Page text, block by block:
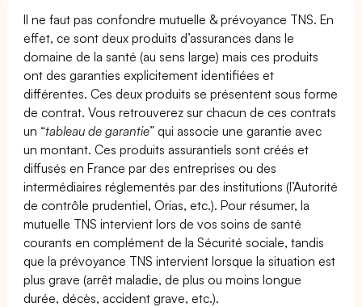
Il ne faut pas confondre mutuelle & prévoyance TNS. En
effet, ce sont deux produits d’assurances dans le
domaine de la santé (au sens large) mais ces produits
ont des garanties explicitement identifiées et
différentes. Ces deux produits se présentent sous forme
de contrat. Vous retrouverez sur chacun de ces contrats
un “tableau de garantie” qui associe une garantie avec
un montant. Ces produits assurantiels sont créés et
diffusés en France par des entreprises ou des
intermédiaires réglementés par des institutions (l’Autorité
de contrôle prudentiel, Orias, etc.). Pour résumer, la
mutuelle TNS intervient lors de vos soins de santé
courants en complément de la Sécurité sociale, tandis
que la prévoyance TNS intervient lorsque la situation est
plus grave (arrêt maladie, de plus ou moins longue
durée, décès, accident grave, etc.).